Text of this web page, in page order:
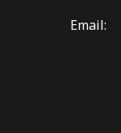
Email: